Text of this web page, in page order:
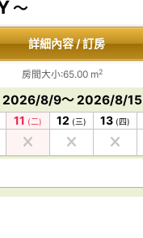
～
詳細內容 / 訂房
房間大小:65.00 m2
2026/8/9～ 2026/8/15
11 (二) 12 (三) 13 (四)